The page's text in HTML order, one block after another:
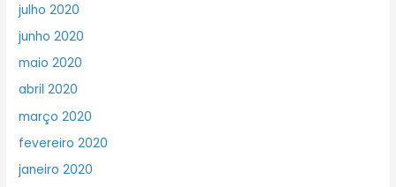
julho 2020
junho 2020
maio 2020
abril 2020
março 2020
fevereiro 2020
janeiro 2020